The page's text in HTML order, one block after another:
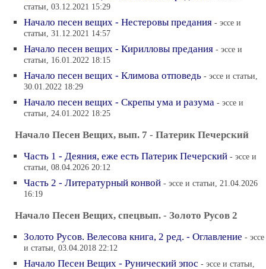
статьи, 03.12.2021 15:29
Начало песен вещих - Нестеровы предания - эссе и
статьи, 31.12.2021 14:57
Начало песен вещих - Кирилловы предания - эссе и
статьи, 16.01.2022 18:15
Начало песен вещих - Климова отповедь - эссе и статьи,
30.01.2022 18:29
Начало песен вещих - Скрепы ума и разума - эссе и
статьи, 24.01.2022 18:25
Начало Песен Вещих, вып. 7 - Патерик Печерский
Часть 1 - Деяния, еже есть Патерик Печерский - эссе и
статьи, 08.04.2026 20:12
Часть 2 - Литературный конвой - эссе и статьи, 21.04.2026
16:19
Начало Песен Вещих, спецвып. - Золото Русов 2
Золото Русов. Велесова книга, 2 ред. - Оглавление - эссе
и статьи, 03.04.2018 22:12
Начало Песен Вещих - Рунический эпос - эссе и статьи,